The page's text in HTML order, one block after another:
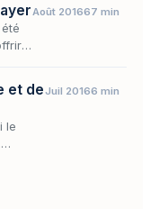
Août 201667 min
et de
le
Juil 20166 min